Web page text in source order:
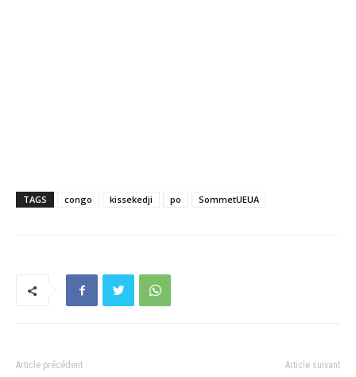
TAGS congo kissekedji po SommetUEUA
Article précédent Article suivant